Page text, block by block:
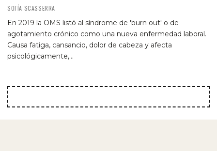
SOFÍA SCASSERRA
En 2019 la OMS listó al síndrome de 'burn out' o de
agotamiento crónico como una nueva enfermedad laboral.
Causa fatiga, cansancio, dolor de cabeza y afecta
psicológicamente,…